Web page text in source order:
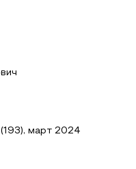
март 2024